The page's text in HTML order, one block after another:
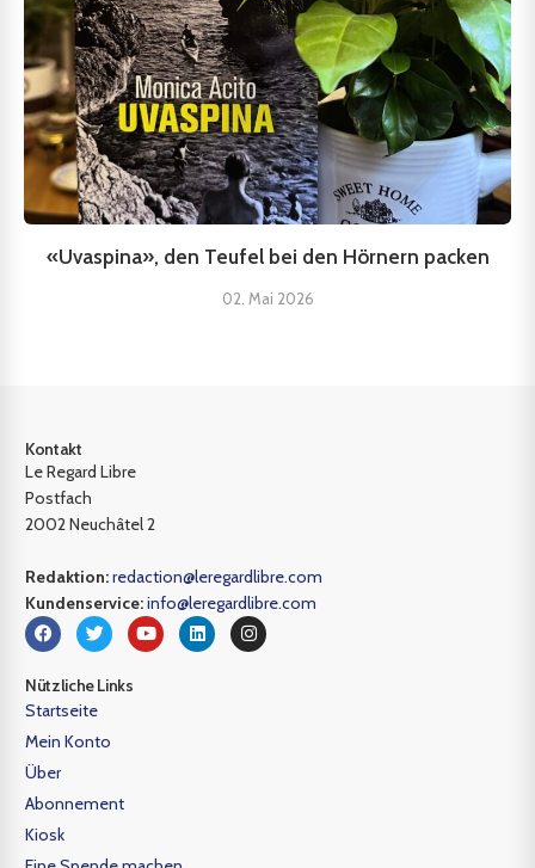
«Uvaspina», den Teufel bei den Hörnern packen
02. Mai 2026
Kontakt
Le Regard Libre
Postfach
2002 Neuchâtel 2
Redaktion:redaction@leregardlibre.com
Kundenservice:info@leregardlibre.com
Nützliche Links
Startseite
Mein Konto
Über
Abonnement
Kiosk